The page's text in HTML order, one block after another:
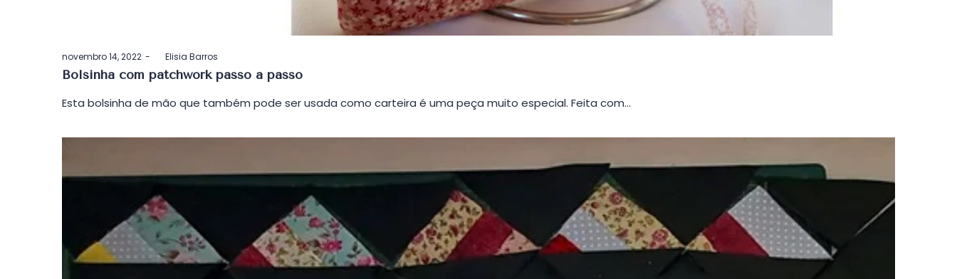
Postado
em
novembro 14, 2022 byElisia Barros
Bolsinha com patchwork passo a passo
Esta bolsinha de mão que também pode ser usada como carteira é uma peça muito especial. Feita com…